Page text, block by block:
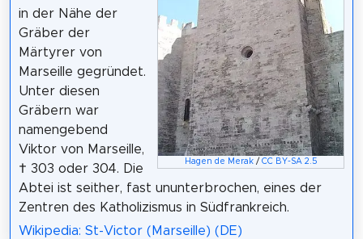
Hagen de Merak/ CC BY-SA 2.5
in der Nähe der
Gräber der
Märtyrer von
Marseille gegründet.
Unter diesen
Gräbern war
namengebend
Viktor von Marseille,
† 303 oder 304. Die
Abtei ist seither, fast ununterbrochen, eines der
Zentren des Katholizismus in Südfrankreich.
Wikipedia: St-Victor (Marseille) (DE)